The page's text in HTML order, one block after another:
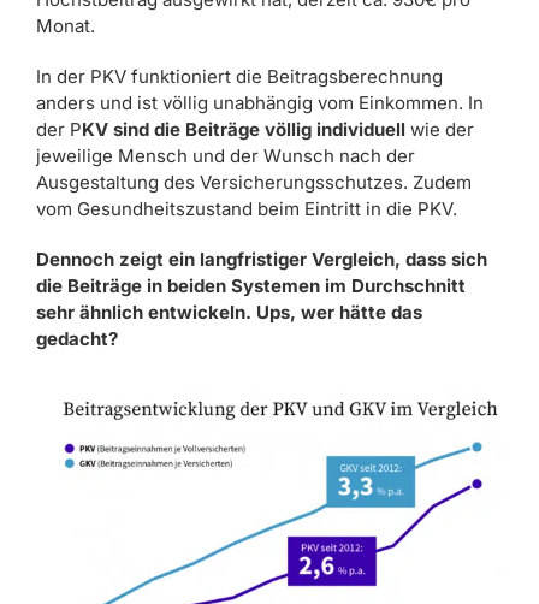
Monat.
In der PKV funktioniert die Beitragsberechnung
anders und ist völlig unabhängig vom Einkommen. In
der PKV sind die Beiträge völlig individuell wie der
jeweilige Mensch und der Wunsch nach der
Ausgestaltung des Versicherungsschutzes. Zudem
vom Gesundheitszustand beim Eintritt in die PKV.
Dennoch zeigt ein langfristiger Vergleich, dass sich
die Beiträge in beiden Systemen im Durchschnitt
sehr ähnlich entwickeln. Ups, wer hätte das
gedacht?